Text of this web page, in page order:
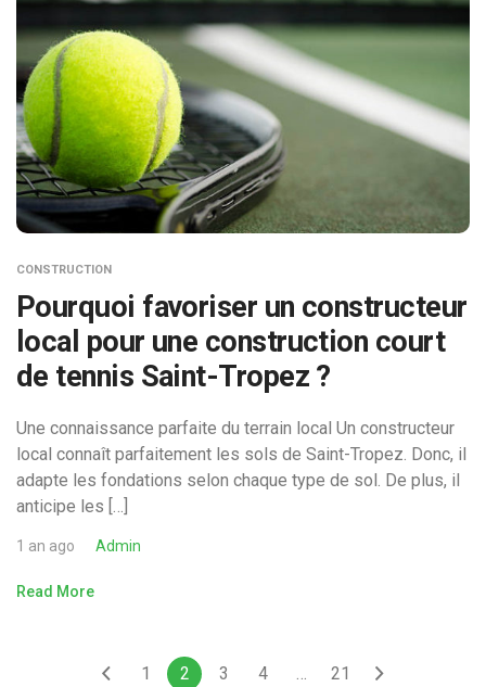
CONSTRUCTION
Pourquoi favoriser un constructeur
local pour une construction court
de tennis Saint-Tropez ?
Une connaissance parfaite du terrain local Un constructeur
local connaît parfaitement les sols de Saint-Tropez. Donc, il
adapte les fondations selon chaque type de sol. De plus, il
anticipe les […]
1 an ago Admin
Read More
1 2 3 4 … 21